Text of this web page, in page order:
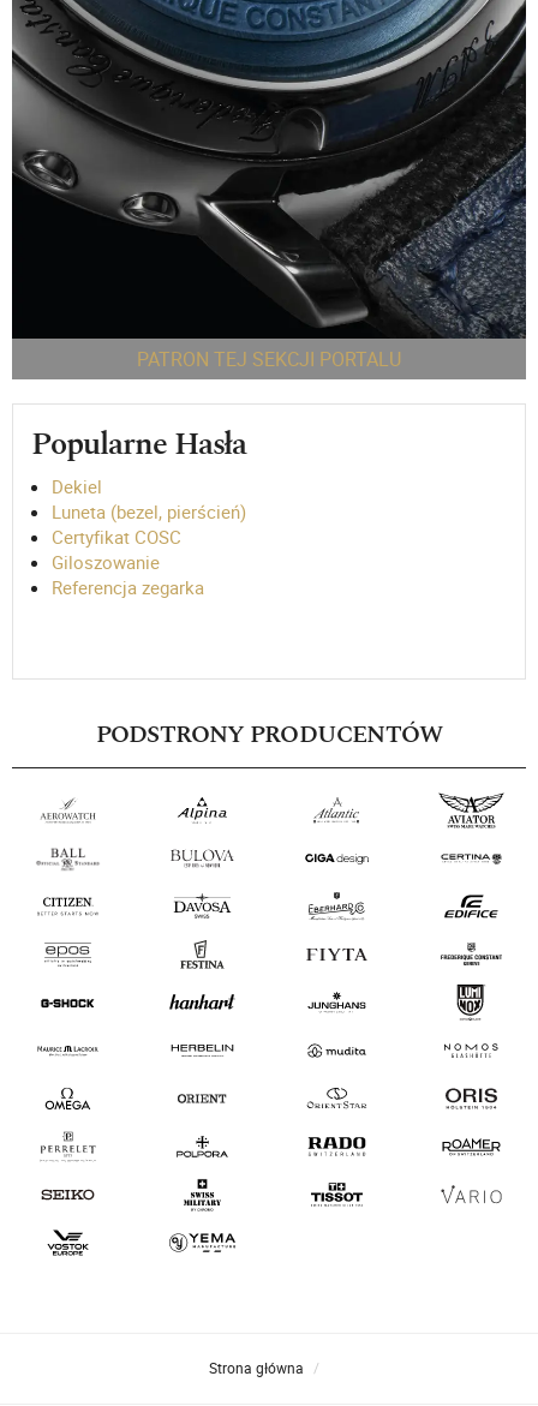
PATRON TEJ SEKCJI PORTALU
Popularne Hasła
Dekiel
Luneta (bezel, pierścień)
Certyfikat COSC
Giloszowanie
Referencja zegarka
PODSTRONY PRODUCENTÓW
Strona główna